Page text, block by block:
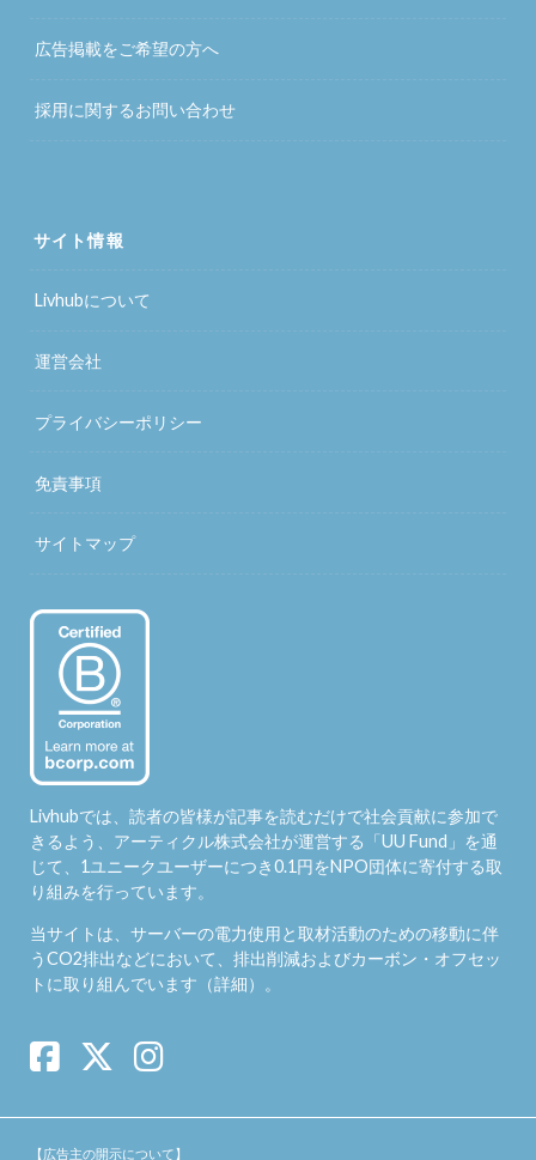
広告掲載をご希望の方へ
採用に関するお問い合わせ
サイト情報
Livhubについて
運営会社
プライバシーポリシー
免責事項
サイトマップ
Livhubでは、読者の皆様が記事を読むだけで社会貢献に参加で
きるよう、アーティクル株式会社が運営する「UU Fund 」を通
じて、1ユニークユーザーにつき0.1円をNPO団体に寄付する取
り組みを行っています。
当サイトは、サーバーの電力使用と取材活動のための移動に伴
うCO2排出などにおいて、排出削減およびカーボン・オフセッ
トに取り組んでいます（詳細）。
【広告主の開示について】